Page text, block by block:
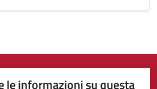
le informazioni su questa